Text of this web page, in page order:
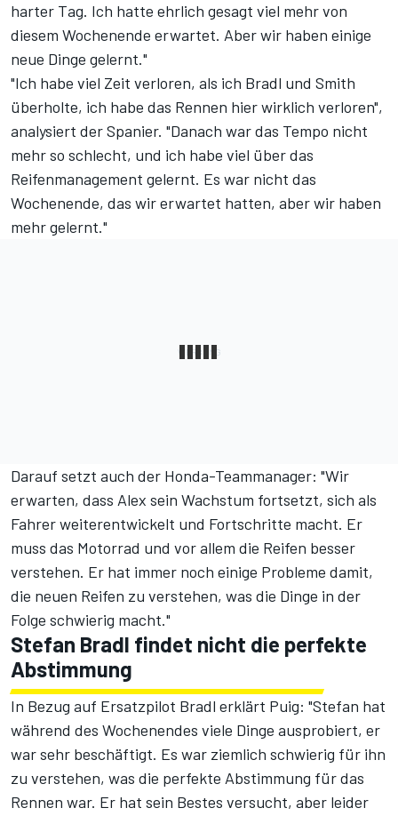
harter Tag. Ich hatte ehrlich gesagt viel mehr von
diesem Wochenende erwartet. Aber wir haben einige
neue Dinge gelernt."
"Ich habe viel Zeit verloren, als ich Bradl und Smith
überholte, ich habe das Rennen hier wirklich verloren",
analysiert der Spanier. "Danach war das Tempo nicht
mehr so schlecht, und ich habe viel über das
Reifenmanagement gelernt. Es war nicht das
Wochenende, das wir erwartet hatten, aber wir haben
mehr gelernt."
Darauf setzt auch der Honda-Teammanager: "Wir
erwarten, dass Alex sein Wachstum fortsetzt, sich als
Fahrer weiterentwickelt und Fortschritte macht. Er
muss das Motorrad und vor allem die Reifen besser
verstehen. Er hat immer noch einige Probleme damit,
die neuen Reifen zu verstehen, was die Dinge in der
Folge schwierig macht."
Stefan Bradl findet nicht die perfekte
Abstimmung
In Bezug auf Ersatzpilot Bradl erklärt Puig: "Stefan hat
während des Wochenendes viele Dinge ausprobiert, er
war sehr beschäftigt. Es war ziemlich schwierig für ihn
zu verstehen, was die perfekte Abstimmung für das
Rennen war. Er hat sein Bestes versucht, aber leider